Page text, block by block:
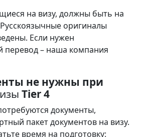
на визу, должны быть на
Русскоязычные оригиналы
. Если нужен
перевод– наша компания
не нужны при
Tier 4
документы,
пакетдокументов на визу.
время на подготовку: